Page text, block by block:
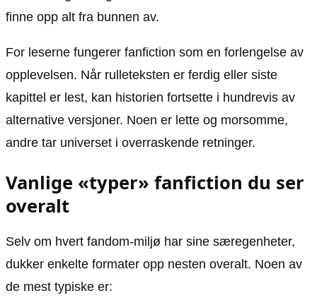
finne opp alt fra bunnen av.
For leserne fungerer fanfiction som en forlengelse av
opplevelsen. Når rulleteksten er ferdig eller siste
kapittel er lest, kan historien fortsette i hundrevis av
alternative versjoner. Noen er lette og morsomme,
andre tar universet i overraskende retninger.
Vanlige «typer» fanfiction du ser
overalt
Selv om hvert fandom-miljø har sine særegenheter,
dukker enkelte formater opp nesten overalt. Noen av
de mest typiske er: